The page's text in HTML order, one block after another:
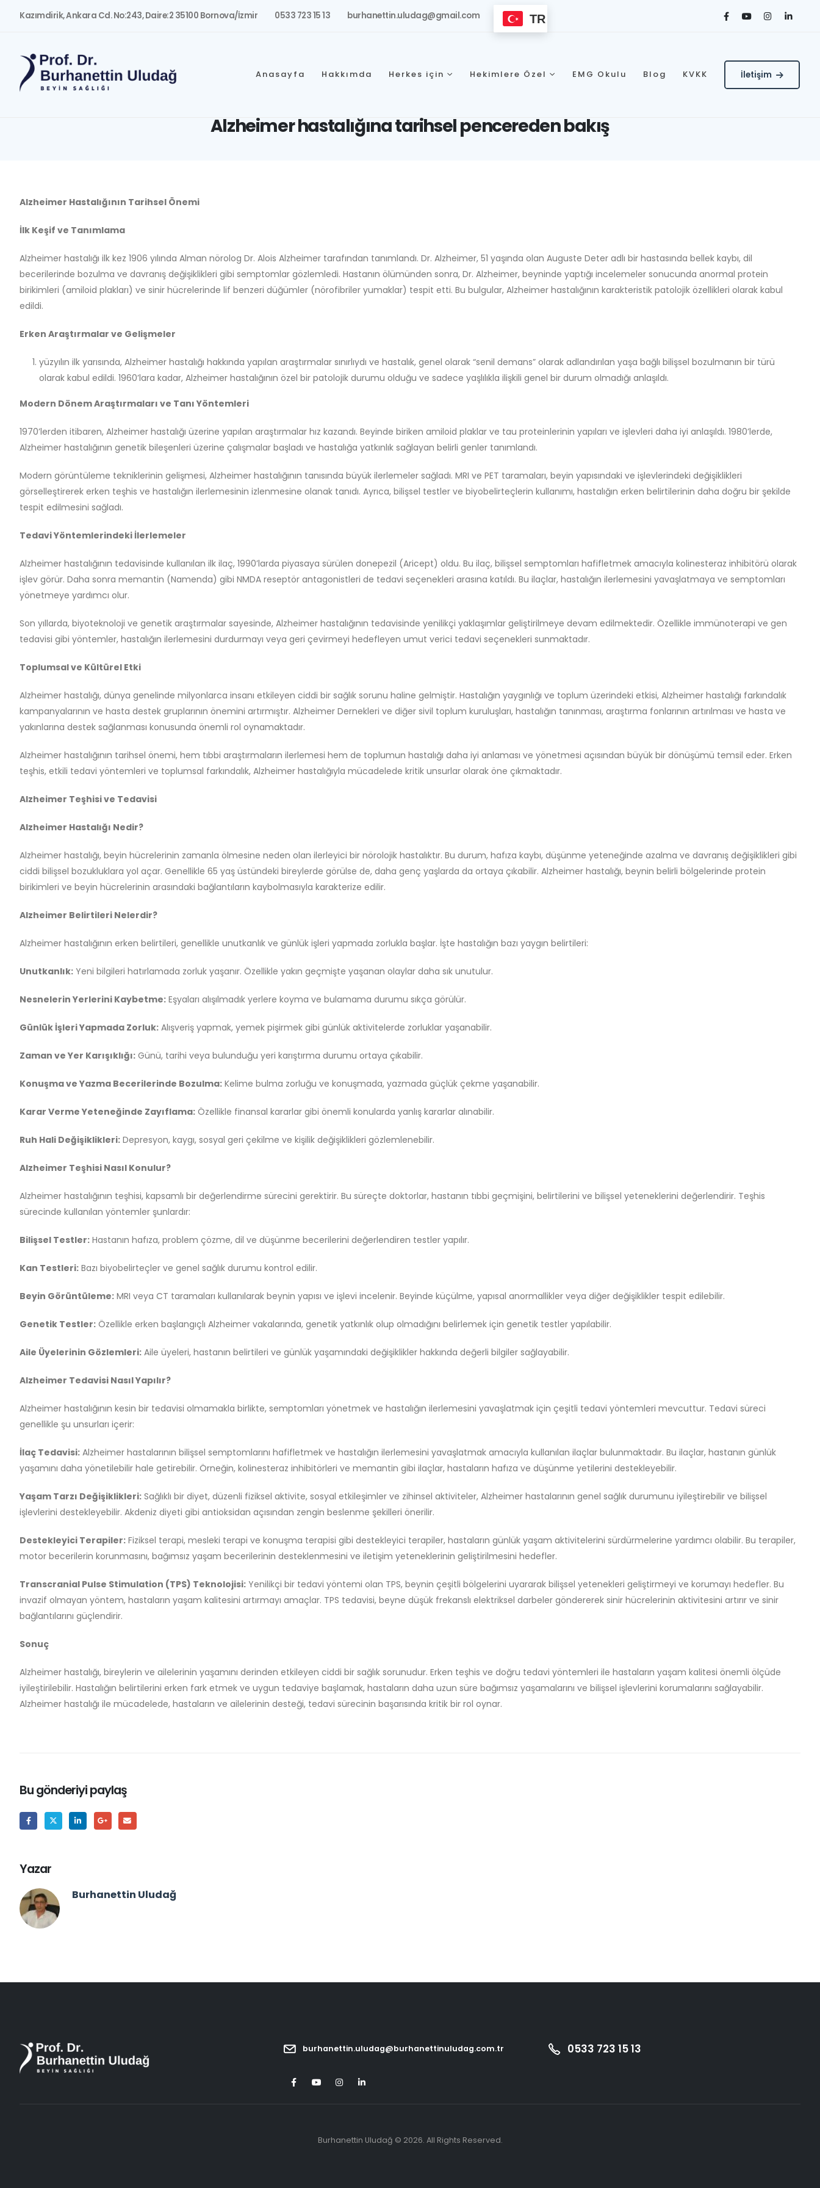
Kazımdirik, Ankara Cd. No:243, Daire:2 35100 Bornova/İzmir 0533 723 15 13 burhanettin.uludag@gmail.com TR
Anasayfa Hakkımda Herkes için Hekimlere Özel EMG Okulu Blog KVKK İletişim
Alzheimer hastalığına tarihsel pencereden bakış
Alzheimer Hastalığının Tarihsel Önemi
İlk Keşif ve Tanımlama
Alzheimer hastalığı ilk kez 1906 yılında Alman nörolog Dr. Alois Alzheimer tarafından tanımlandı. Dr. Alzheimer, 51 yaşında olan Auguste Deter adlı bir hastasında bellek kaybı, dil
becerilerinde bozulma ve davranış değişiklikleri gibi semptomlar gözlemledi. Hastanın ölümünden sonra, Dr. Alzheimer, beyninde yaptığı incelemeler sonucunda anormal protein
birikimleri (amiloid plakları) ve sinir hücrelerinde lif benzeri düğümler (nörofibriler yumaklar) tespit etti. Bu bulgular, Alzheimer hastalığının karakteristik patolojik özellikleri olarak kabul
edildi.
Erken Araştırmalar ve Gelişmeler
yüzyılın ilk yarısında, Alzheimer hastalığı hakkında yapılan araştırmalar sınırlıydı ve hastalık, genel olarak “senil demans” olarak adlandırılan yaşa bağlı bilişsel bozulmanın bir türü
olarak kabul edildi. 1960’lara kadar, Alzheimer hastalığının özel bir patolojik durumu olduğu ve sadece yaşlılıkla ilişkili genel bir durum olmadığı anlaşıldı.
Modern Dönem Araştırmaları ve Tanı Yöntemleri
1970’lerden itibaren, Alzheimer hastalığı üzerine yapılan araştırmalar hız kazandı. Beyinde biriken amiloid plaklar ve tau proteinlerinin yapıları ve işlevleri daha iyi anlaşıldı. 1980’lerde,
Alzheimer hastalığının genetik bileşenleri üzerine çalışmalar başladı ve hastalığa yatkınlık sağlayan belirli genler tanımlandı.
Modern görüntüleme tekniklerinin gelişmesi, Alzheimer hastalığının tanısında büyük ilerlemeler sağladı. MRI ve PET taramaları, beyin yapısındaki ve işlevlerindeki değişiklikleri
görselleştirerek erken teşhis ve hastalığın ilerlemesinin izlenmesine olanak tanıdı. Ayrıca, bilişsel testler ve biyobelirteçlerin kullanımı, hastalığın erken belirtilerinin daha doğru bir şekilde
tespit edilmesini sağladı.
Tedavi Yöntemlerindeki İlerlemeler
Alzheimer hastalığının tedavisinde kullanılan ilk ilaç, 1990’larda piyasaya sürülen donepezil (Aricept) oldu. Bu ilaç, bilişsel semptomları hafifletmek amacıyla kolinesteraz inhibitörü olarak
işlev görür. Daha sonra memantin (Namenda) gibi NMDA reseptör antagonistleri de tedavi seçenekleri arasına katıldı. Bu ilaçlar, hastalığın ilerlemesini yavaşlatmaya ve semptomları
yönetmeye yardımcı olur.
Son yıllarda, biyoteknoloji ve genetik araştırmalar sayesinde, Alzheimer hastalığının tedavisinde yenilikçi yaklaşımlar geliştirilmeye devam edilmektedir. Özellikle immünoterapi ve gen
tedavisi gibi yöntemler, hastalığın ilerlemesini durdurmayı veya geri çevirmeyi hedefleyen umut verici tedavi seçenekleri sunmaktadır.
Toplumsal ve Kültürel Etki
Alzheimer hastalığı, dünya genelinde milyonlarca insanı etkileyen ciddi bir sağlık sorunu haline gelmiştir. Hastalığın yaygınlığı ve toplum üzerindeki etkisi, Alzheimer hastalığı farkındalık
kampanyalarının ve hasta destek gruplarının önemini artırmıştır. Alzheimer Dernekleri ve diğer sivil toplum kuruluşları, hastalığın tanınması, araştırma fonlarının artırılması ve hasta ve
yakınlarına destek sağlanması konusunda önemli rol oynamaktadır.
Alzheimer hastalığının tarihsel önemi, hem tıbbi araştırmaların ilerlemesi hem de toplumun hastalığı daha iyi anlaması ve yönetmesi açısından büyük bir dönüşümü temsil eder. Erken
teşhis, etkili tedavi yöntemleri ve toplumsal farkındalık, Alzheimer hastalığıyla mücadelede kritik unsurlar olarak öne çıkmaktadır.
Alzheimer Teşhisi ve Tedavisi
Alzheimer Hastalığı Nedir?
Alzheimer hastalığı, beyin hücrelerinin zamanla ölmesine neden olan ilerleyici bir nörolojik hastalıktır. Bu durum, hafıza kaybı, düşünme yeteneğinde azalma ve davranış değişiklikleri gibi
ciddi bilişsel bozukluklara yol açar. Genellikle 65 yaş üstündeki bireylerde görülse de, daha genç yaşlarda da ortaya çıkabilir. Alzheimer hastalığı, beynin belirli bölgelerinde protein
birikimleri ve beyin hücrelerinin arasındaki bağlantıların kaybolmasıyla karakterize edilir.
Alzheimer Belirtileri Nelerdir?
Alzheimer hastalığının erken belirtileri, genellikle unutkanlık ve günlük işleri yapmada zorlukla başlar. İşte hastalığın bazı yaygın belirtileri:
Unutkanlık: Yeni bilgileri hatırlamada zorluk yaşanır. Özellikle yakın geçmişte yaşanan olaylar daha sık unutulur.
Nesnelerin Yerlerini Kaybetme: Eşyaları alışılmadık yerlere koyma ve bulamama durumu sıkça görülür.
Günlük İşleri Yapmada Zorluk: Alışveriş yapmak, yemek pişirmek gibi günlük aktivitelerde zorluklar yaşanabilir.
Zaman ve Yer Karışıklığı: Günü, tarihi veya bulunduğu yeri karıştırma durumu ortaya çıkabilir.
Konuşma ve Yazma Becerilerinde Bozulma: Kelime bulma zorluğu ve konuşmada, yazmada güçlük çekme yaşanabilir.
Karar Verme Yeteneğinde Zayıflama: Özellikle finansal kararlar gibi önemli konularda yanlış kararlar alınabilir.
Ruh Hali Değişiklikleri: Depresyon, kaygı, sosyal geri çekilme ve kişilik değişiklikleri gözlemlenebilir.
Alzheimer Teşhisi Nasıl Konulur?
Alzheimer hastalığının teşhisi, kapsamlı bir değerlendirme sürecini gerektirir. Bu süreçte doktorlar, hastanın tıbbi geçmişini, belirtilerini ve bilişsel yeteneklerini değerlendirir. Teşhis
sürecinde kullanılan yöntemler şunlardır:
Bilişsel Testler: Hastanın hafıza, problem çözme, dil ve düşünme becerilerini değerlendiren testler yapılır.
Kan Testleri: Bazı biyobelirteçler ve genel sağlık durumu kontrol edilir.
Beyin Görüntüleme: MRI veya CT taramaları kullanılarak beynin yapısı ve işlevi incelenir. Beyinde küçülme, yapısal anormallikler veya diğer değişiklikler tespit edilebilir.
Genetik Testler: Özellikle erken başlangıçlı Alzheimer vakalarında, genetik yatkınlık olup olmadığını belirlemek için genetik testler yapılabilir.
Aile Üyelerinin Gözlemleri: Aile üyeleri, hastanın belirtileri ve günlük yaşamındaki değişiklikler hakkında değerli bilgiler sağlayabilir.
Alzheimer Tedavisi Nasıl Yapılır?
Alzheimer hastalığının kesin bir tedavisi olmamakla birlikte, semptomları yönetmek ve hastalığın ilerlemesini yavaşlatmak için çeşitli tedavi yöntemleri mevcuttur. Tedavi süreci
genellikle şu unsurları içerir:
İlaç Tedavisi: Alzheimer hastalarının bilişsel semptomlarını hafifletmek ve hastalığın ilerlemesini yavaşlatmak amacıyla kullanılan ilaçlar bulunmaktadır. Bu ilaçlar, hastanın günlük
yaşamını daha yönetilebilir hale getirebilir. Örneğin, kolinesteraz inhibitörleri ve memantin gibi ilaçlar, hastaların hafıza ve düşünme yetilerini destekleyebilir.
Yaşam Tarzı Değişiklikleri: Sağlıklı bir diyet, düzenli fiziksel aktivite, sosyal etkileşimler ve zihinsel aktiviteler, Alzheimer hastalarının genel sağlık durumunu iyileştirebilir ve bilişsel
işlevlerini destekleyebilir. Akdeniz diyeti gibi antioksidan açısından zengin beslenme şekilleri önerilir.
Destekleyici Terapiler: Fiziksel terapi, mesleki terapi ve konuşma terapisi gibi destekleyici terapiler, hastaların günlük yaşam aktivitelerini sürdürmelerine yardımcı olabilir. Bu terapiler,
motor becerilerin korunmasını, bağımsız yaşam becerilerinin desteklenmesini ve iletişim yeteneklerinin geliştirilmesini hedefler.
Transcranial Pulse Stimulation (TPS) Teknolojisi: Yenilikçi bir tedavi yöntemi olan TPS, beynin çeşitli bölgelerini uyararak bilişsel yetenekleri geliştirmeyi ve korumayı hedefler. Bu
invazif olmayan yöntem, hastaların yaşam kalitesini artırmayı amaçlar. TPS tedavisi, beyne düşük frekanslı elektriksel darbeler göndererek sinir hücrelerinin aktivitesini artırır ve sinir
bağlantılarını güçlendirir.
Sonuç
Alzheimer hastalığı, bireylerin ve ailelerinin yaşamını derinden etkileyen ciddi bir sağlık sorunudur. Erken teşhis ve doğru tedavi yöntemleri ile hastaların yaşam kalitesi önemli ölçüde
iyileştirilebilir. Hastalığın belirtilerini erken fark etmek ve uygun tedaviye başlamak, hastaların daha uzun süre bağımsız yaşamalarını ve bilişsel işlevlerini korumalarını sağlayabilir.
Alzheimer hastalığı ile mücadelede, hastaların ve ailelerinin desteği, tedavi sürecinin başarısında kritik bir rol oynar.
Bu gönderiyi paylaş
Yazar
Burhanettin Uludağ
burhanettin.uludag@burhanettinuludag.com.tr 0533 723 15 13
Burhanettin Uludağ © 2026. All Rights Reserved.